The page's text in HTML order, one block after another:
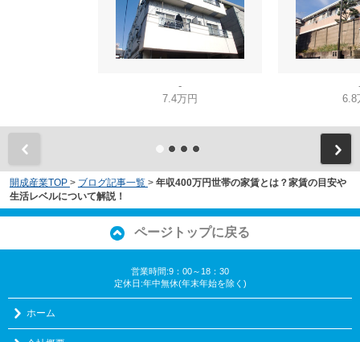
-
7.4万円
6.8
開成産業TOP > ブログ記事一覧 > 年収400万円世帯の家賃とは？家賃の目安や
生活レベルについて解説！
ページトップに戻る
営業時間:9：00～18：30
定休日:年中無休(年末年始を除く)
ホーム